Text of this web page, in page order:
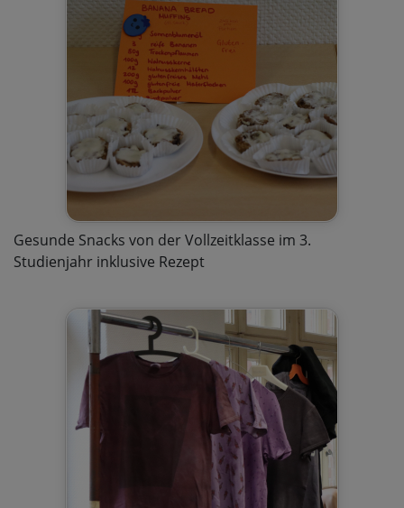
Gesunde Snacks von der Vollzeitklasse im 3.
Studienjahr inklusive Rezept